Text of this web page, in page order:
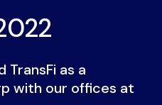
as a
with our offices at